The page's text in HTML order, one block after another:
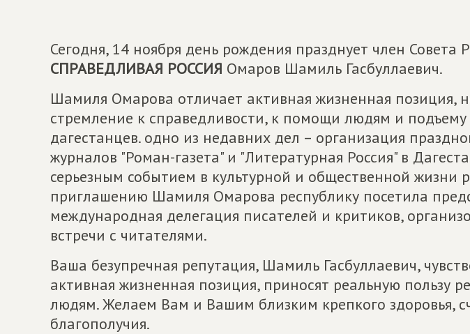
Сегодня, 14 ноября день рождения празднует член Совета
СПРАВЕДЛИВАЯ РОССИЯ Омаров Шамиль Гасбуллаевич.
Шамиля Омарова отличает активная жизненная позиция,
стремление к справедливости, к помощи людям и подъему
дагестанцев. одно из недавних дел – организация
журналов "Роман-газета" и "Литературная Россия" в
серьезным событием в культурной и общественной жизни
приглашению Шамиля Омарова республику посетила
международная делегация писателей и критиков,
встречи с читателями.
Ваша безупречная репутация, Шамиль Гасбуллаевич,
активная жизненная позиция, приносят реальную пользу
людям. Желаем Вам и Вашим близким крепкого здоровья,
благополучия.